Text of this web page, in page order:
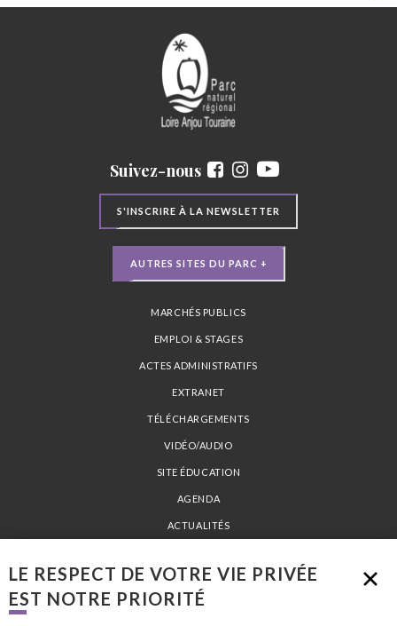
MARCHÉS PUBLICS
EMPLOI & STAGES
ACTES ADMINISTRATIFS
EXTRANET
TÉLÉCHARGEMENTS
VIDÉO/AUDIO
SITE ÉDUCATION
AGENDA
ACTUALITÉS
MENTIONS LÉGALES
Suivez-nous
S'INSCRIRE À LA NEWSLETTER
AUTRES SITES DU PARC +
LE RESPECT DE VOTRE VIE PRIVÉE
EST NOTRE PRIORITÉ